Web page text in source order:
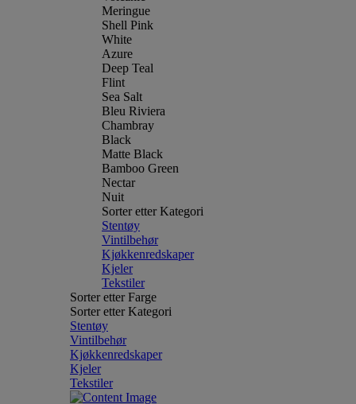
Meringue
Shell Pink
White
Azure
Deep Teal
Flint
Sea Salt
Bleu Riviera
Chambray
Black
Matte Black
Bamboo Green
Nectar
Nuit
Sorter etter Kategori
Stentøy
Vintilbehør
Kjøkkenredskaper
Kjeler
Tekstiler
Sorter etter Farge
Sorter etter Kategori
Stentøy
Vintilbehør
Kjøkkenredskaper
Kjeler
Tekstiler